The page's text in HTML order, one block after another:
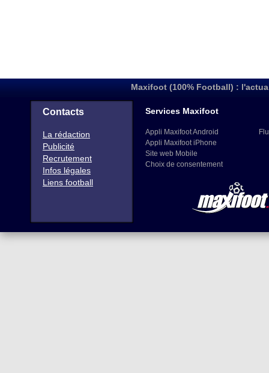
Maxifoot (100% Football) :
Contacts
La rédaction
Publicité
Recrutement
Infos légales
Liens football
Services Maxifoot
Appli Maxifoot Android
Appli Maxifoot iPhone
Site web Mobile
Choix de consentement